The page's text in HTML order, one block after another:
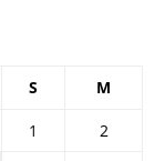
S M
1
2